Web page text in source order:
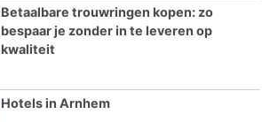
Betaalbare trouwringen kopen: zo
bespaar je zonder in te leveren op
kwaliteit
Hotels in Arnhem